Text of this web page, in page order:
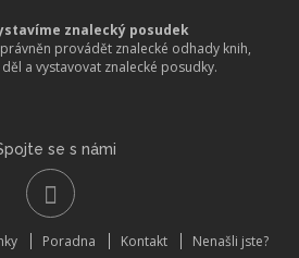
znalecký posudek
provádět znalecké odhady knih,
a vystavovat znalecké posudky.
se s námi
Poradna Kontakt Nenašli jste?